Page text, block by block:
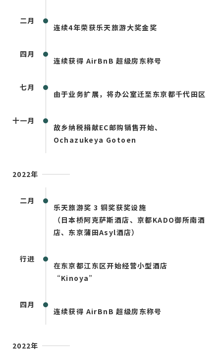
二月
连续4年荣获乐天旅游大奖金奖
四月
连续获得 AirBnB 超级房东称号
七月
由于业务扩展，将办公室迁至东京都千代田区
十一月
故乡纳税捐献EC邮购销售开始、
Ochazukeya Gotoen
2022年
二月
乐天旅游奖 3 铜奖获奖设施
（日本桥阿克萨斯酒店、京都KADO御所南酒
店、东京蒲田Asyl酒店）
行进
在东京都江东区开始经营小型酒店
“Kinoya”
四月
连续获得 AirBnB 超级房东称号
2022年